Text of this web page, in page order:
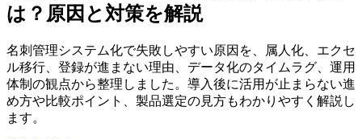
は？原因と対策を解説
名刺管理システム化で失敗しやすい原因を、属人化、エクセ
ル移行、登録が進まない理由、データ化のタイムラグ、運用
体制の観点から整理しました。導入後に活用が止まらない進
め方や比較ポイント、製品選定の見方もわかりやすく解説し
ます。